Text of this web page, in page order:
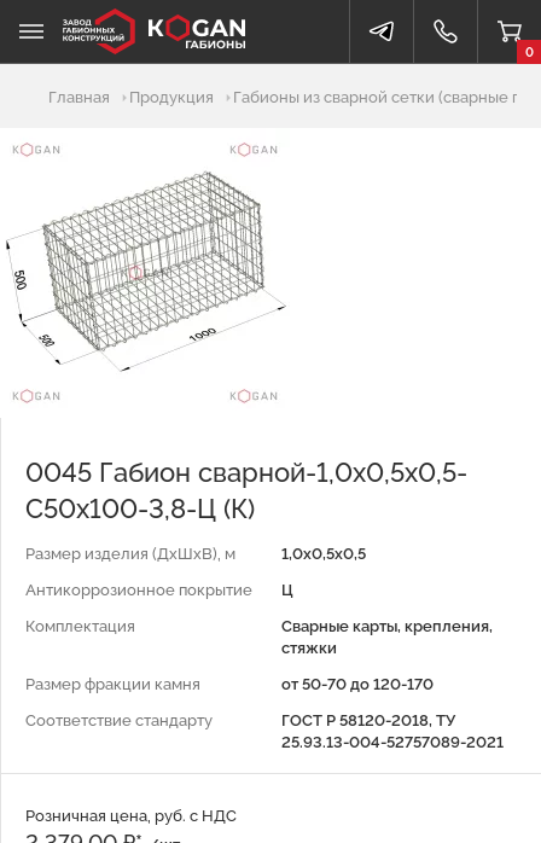
0
Добавлено в корзину
Главная Продукция Габионы из сварной сетки (сварные
0045 Габион сварной-1,0х0,5х0,5-
С50х100-3,8-Ц (К)
Размер изделия (ДхШхВ), м
1,0х0,5х0,5
Антикоррозионное покрытие
Ц
Комплектация
Сварные карты, крепления,
стяжки
Размер фракции камня
от 50-70 до 120-170
Соответствие стандарту
ГОСТ Р 58120-2018, ТУ
25.93.13-004-52757089-2021
Розничная цена, руб. с НДС